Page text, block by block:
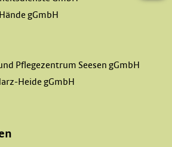
gGmbH
Pflegezentrum Seesen gGmbH
Heide gGmbH